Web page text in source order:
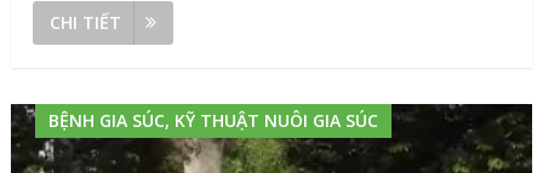
CHI TIẾT
BỆNH GIA SÚC, KỸ THUẬT NUÔI GIA SÚC